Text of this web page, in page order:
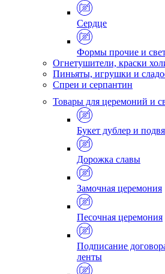
Сердце
Формы прочие и
Огнетушители, краски
Пиньяты, игрушки и
Спреи и серпантин
Товары для церемоний и
Букет дублер и
Дорожка славы
Замочная церемония
Песочная церемония
Подписание
ленты